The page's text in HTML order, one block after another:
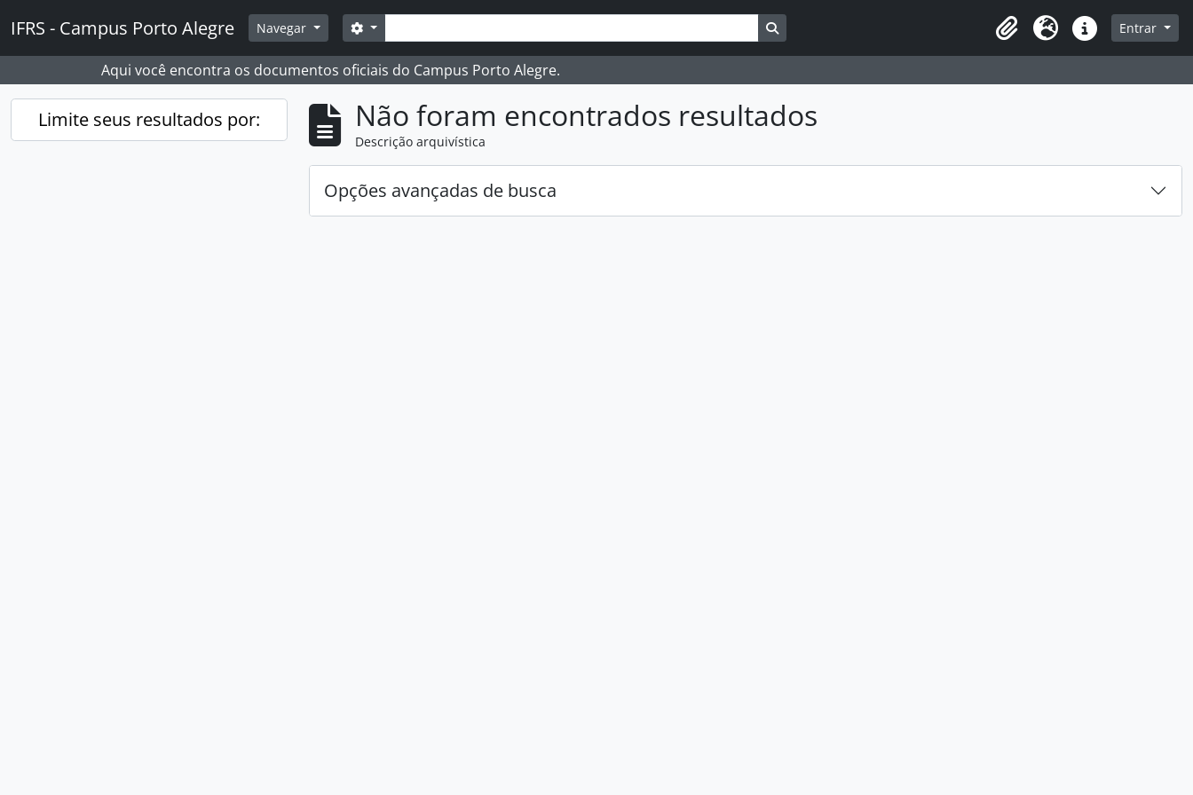
IFRS - Campus Porto Alegre Navegar Buscar
Opções de busca Busque na página de navegação
Idioma Atalhos Entrar
Aqui você encontra os documentos oficiais do Campus Porto Alegre.
Limite seus resultados por: Não foram encontrados resultados
Descrição arquivística
Opções avançadas de busca